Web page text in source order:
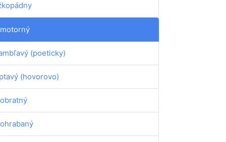
(poeticky)
(hovorovo)